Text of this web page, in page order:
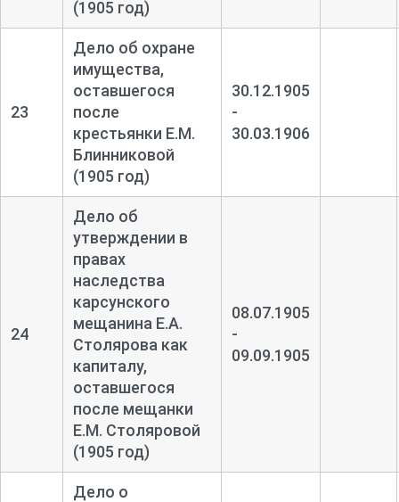
(1905 год)
23
Дело об охране
имущества,
оставшегося
после
крестьянки Е.М.
Блинниковой
(1905 год)
30.12.1905
-
30.03.1906
24
Дело об
утверждении в
правах
наследства
карсунского
мещанина Е.А.
Столярова как
капиталу,
оставшегося
после мещанки
Е.М. Столяровой
(1905 год)
08.07.1905
-
09.09.1905
Дело о